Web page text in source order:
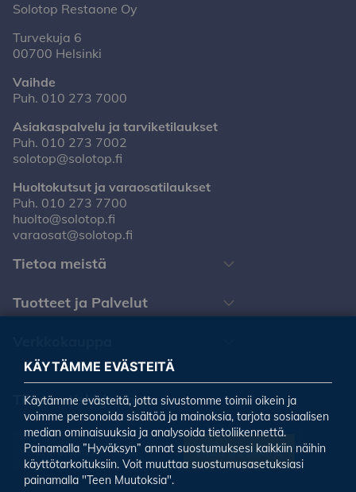
Solotop Restaone Oy
Turvekuja 6
00700 Helsinki
Vaihde
Puh. 010 273 7000
Asiakaspalvelu ja tarviketilaukset
Puh. 010 273 7002
solotop@solotop.fi
Huoltokutsut ja varaosatilaukset
Puh. 010 273 7700
huolto@solotop.fi
varaosat@solotop.fi
Tietoa meistä
Tuotteet ja Palvelut
Tilaa uutiskirjeemme
Tilaa uutiskirje
KÄYTÄMME EVÄSTEITÄ
Käytämme evästeitä, jotta sivustomme toimii oikein ja
voimme personoida sisältöä ja mainoksia, tarjota sosiaalisen
median ominaisuuksia ja analysoida tietoliikennettä.
Painamalla ”Hyväksyn” annat suostumuksesi kaikkiin näihin
käyttötarkoituksiin. Voit muuttaa suostumusasetuksiasi
painamalla "Teen Muutoksia".